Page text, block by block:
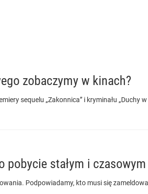
zobaczymy w kinach?
sequelu „Zakonnica” i kryminału „Duchy w
pobycie stałym i czasowym
Podpowiadamy, kto musi się